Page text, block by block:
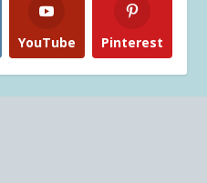
YouTube Pinterest